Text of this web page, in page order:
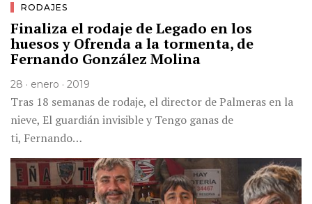
RODAJES
Finaliza el rodaje de Legado en los
huesos y Ofrenda a la tormenta, de
Fernando González Molina
28 · enero · 2019
Tras 18 semanas de rodaje, el director de Palmeras en la
nieve, El guardián invisible y Tengo ganas de
ti, Fernando…